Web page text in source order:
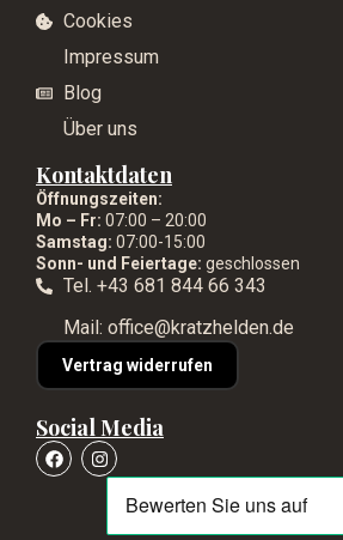
Cookies
Impressum
Blog
Über uns
Kontaktdaten
Öffnungszeiten:
Mo – Fr: 07:00 – 20:00
Samstag: 07:00-15:00
Sonn- und Feiertage: geschlossen
Tel. +43 681 844 66 343
Mail: office@kratzhelden.de
Vertrag widerrufen
Social Media